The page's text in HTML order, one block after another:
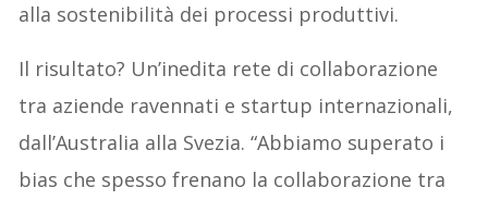
alla sostenibilità dei processi produttivi.
Il risultato? Un’inedita rete di collaborazione
tra aziende ravennati e startup internazionali,
dall’Australia alla Svezia. “Abbiamo superato i
bias che spesso frenano la collaborazione tra